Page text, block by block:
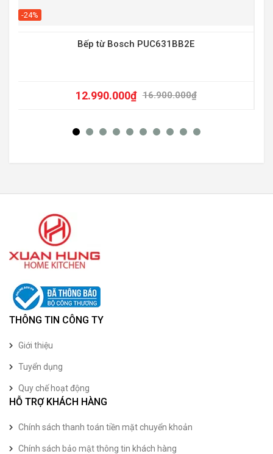
-24%
Bếp từ Bosch PUC631BB2E
16.900.000₫
12.990.000₫
THÔNG TIN CÔNG TY
Giới thiệu
Tuyển dụng
Quy chế hoạt động
HỖ TRỢ KHÁCH HÀNG
Chính sách thanh toán tiền mặt chuyển khoản
Chính sách bảo mật thông tin khách hàng